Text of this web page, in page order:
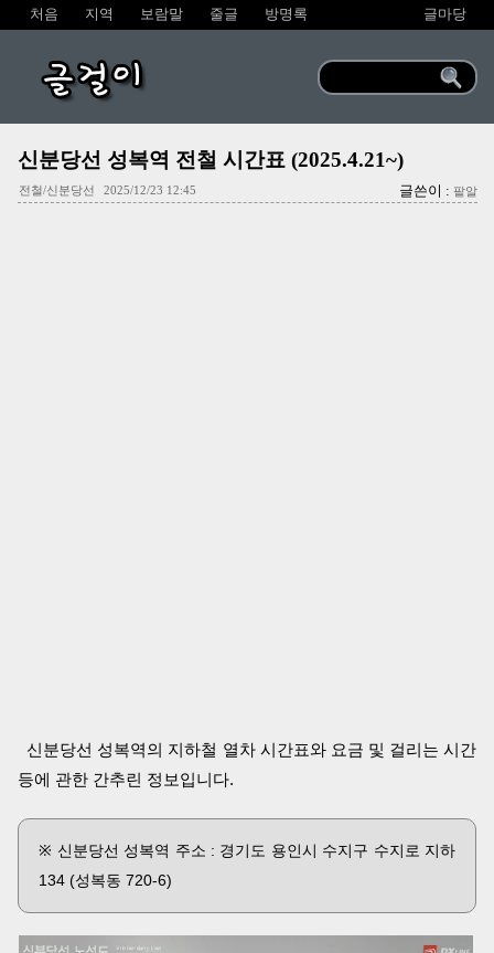
처음 지역 보람말 줄글 방명록 글마당
글걸이
신분당선 성복역 전철 시간표 (2025.4.21~)
전철/신분당선 2025/12/23 12:45 글쓴이 : 팥알
신분당선 성복역의 지하철 열차 시간표와 요금 및 걸리는 시간
등에 관한 간추린 정보입니다.
※ 신분당선 성복역 주소 : 경기도 용인시 수지구 수지로 지하
134 (성복동 720-6)